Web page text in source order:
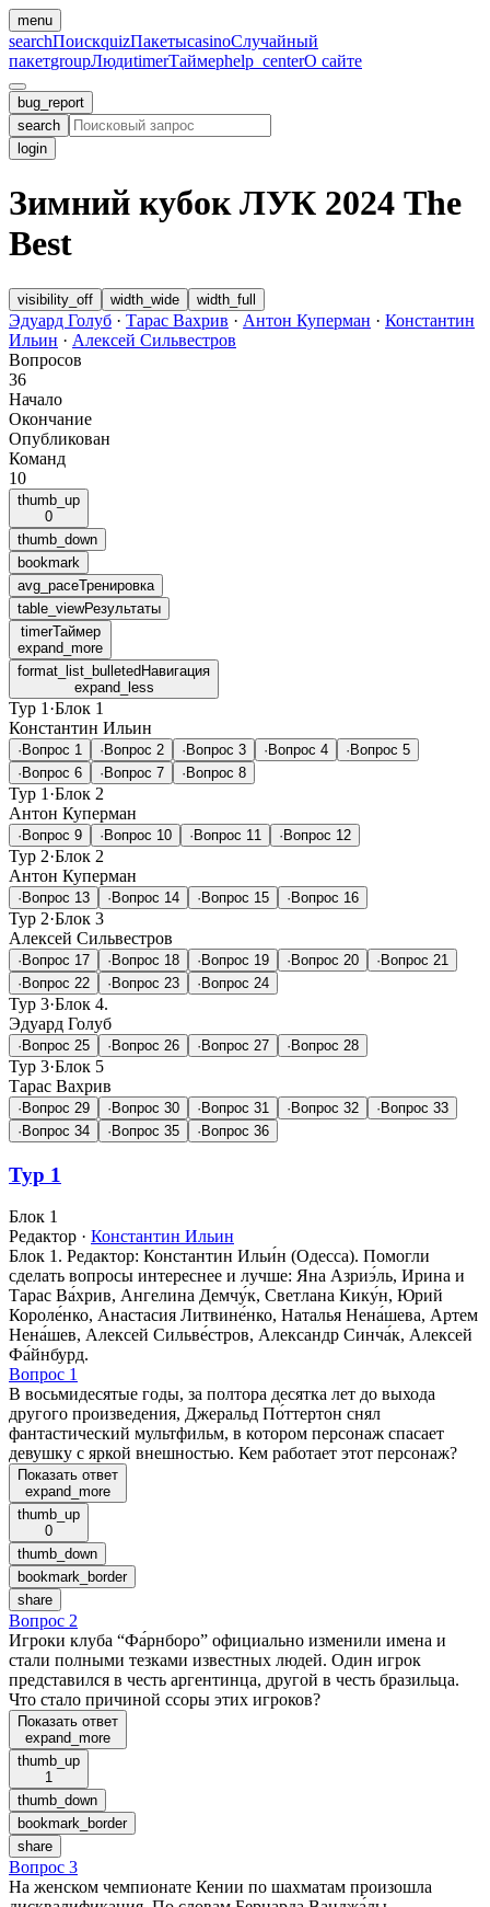
menu
searchПоискquizПакетыcasinoСлучайный
пакетgroupЛюдиtimerТаймерhelp_centerО сайте
bug_report
search
login
Зимний кубок ЛУК 2024 The
Best
visibility_off width_wide width_full
Эдуард Голуб · Тарас Вахрив · Антон Куперман · Константин
Ильин · Алексей Сильвестров
Вопросов
36
Начало
Окончание
Опубликован
Команд
10
thumb_up
0
thumb_down
bookmark
avg_paceТренировка
table_viewРезультаты
timerТаймер
expand_more
format_list_bulleted Навигация
expand_less
Тур 1 ·Блок 1
Константин Ильин
· Вопрос 1 · Вопрос 2 · Вопрос 3 · Вопрос 4 · Вопрос 5
· Вопрос 6 · Вопрос 7 · Вопрос 8
Тур 1 ·Блок 2
Антон Куперман
· Вопрос 9 · Вопрос 10 · Вопрос 11 · Вопрос 12
Тур 2·Блок 2
Антон Куперман
· Вопрос 13 · Вопрос 14 · Вопрос 15 · Вопрос 16
Тур 2·Блок 3
Алексей Сильвестров
· Вопрос 17 · Вопрос 18 · Вопрос 19 · Вопрос 20 · Вопрос 21
· Вопрос 22 · Вопрос 23 · Вопрос 24
Тур 3·Блок 4.
Эдуард Голуб
· Вопрос 25 · Вопрос 26 · Вопрос 27 · Вопрос 28
Тур 3·Блок 5
Тарас Вахрив
· Вопрос 29 · Вопрос 30 · Вопрос 31 · Вопрос 32 · Вопрос 33
· Вопрос 34 · Вопрос 35 · Вопрос 36
Тур 1
Блок 1
Редактор · Константин Ильин
Блок 1. Редактор: Константин Ильи́н (Одесса). Помогли
сделать вопросы интереснее и лучше: Яна Азриэ́ль, Ирина и
Тарас Ва́хрив, Ангелина Демчу́к, Светлана Кику́н, Юрий
Короле́нко, Анастасия Литвине́нко, Наталья Нена́шева, Артем
Нена́шев, Алексей Сильве́стров, Александр Синча́к, Алексей
Фа́йнбурд.
Вопрос 1
В восьмидесятые годы, за полтора десятка лет до выхода
другого произведения, Джеральд По́ттертон снял
фантастический мультфильм, в котором персонаж спасает
девушку с яркой внешностью. Кем работает этот персонаж?
Показать ответ
expand_more
thumb_up
0
thumb_down
bookmark_border
share
Вопрос 2
Игроки клуба “Фа́рнборо” официально изменили имена и
стали полными тезками известных людей. Один игрок
представился в честь аргентинца, другой в честь бразильца.
Что стало причиной ссоры этих игроков?
Показать ответ
expand_more
thumb_up
1
thumb_down
bookmark_border
share
Вопрос 3
На женском чемпионате Кении по шахматам произошла